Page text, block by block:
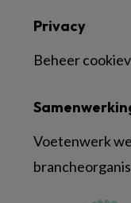
Voetenwerk
Privacy
Beheer